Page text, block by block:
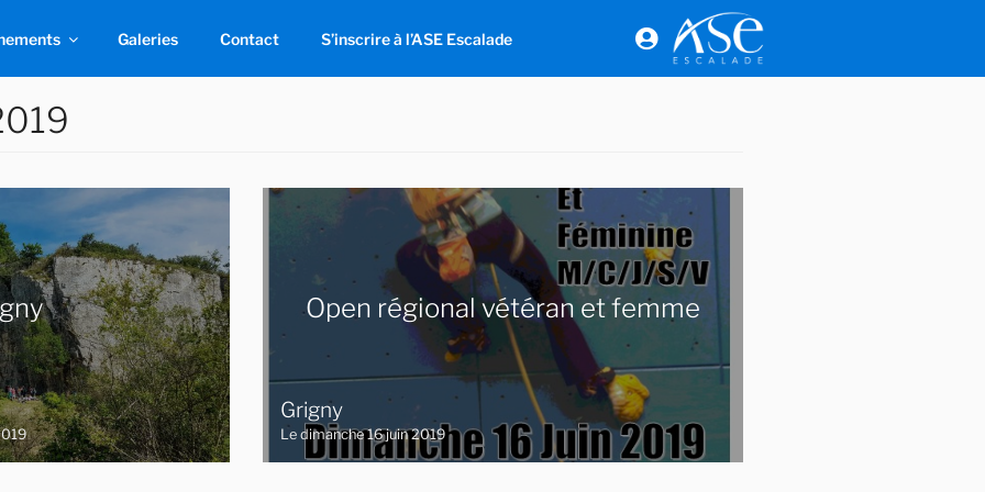
Galeries Contact S’inscrire à l’ASE Escalade
Open régional vétéran et femme
Grigny
Le dimanche 16 juin 2019